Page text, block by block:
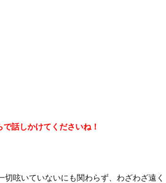
話しかけてくださいね！
呟いていないにも関わらず、わざわざ遠く